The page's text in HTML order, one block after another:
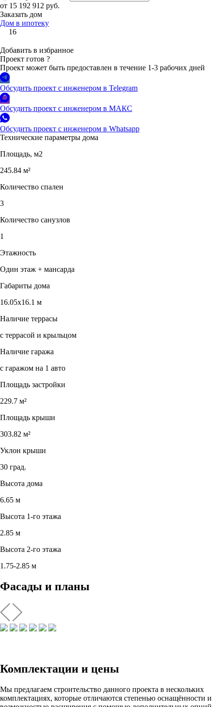
от 15 192 912 руб.
Заказать дом
Дом в ипотеку
16
Добавить в избранное
Проект готов ?
Проект может быть предоставлен в течение 1-3 рабочих дней
Обсудить проект с инженером в Telegram
Обсудить проект с инженером в МАКС
Обсудить проект с инженером в Whatsapp
Технические параметры дома
Площадь, м2
245.84 м²
Количество спален
3
Количество санузлов
1
Этажность
Один этаж + мансарда
Габариты дома
16.05х16.1 м
Наличие террасы
с террасой и крыльцом
Наличие гаража
с гаражом на 1 авто
Площадь застройки
229.7 м²
Площадь крыши
303.82 м²
Уклон крыши
30 град.
Высота дома
6.65 м
Высота 1-го этажа
2.85 м
Высота 2-го этажа
1.75-2.85 м
Фасады и планы
Комплектации и цены
Мы предлагаем строительство данного проекта в нескольких
комплектациях, которые отличаются степенью оснащённости и